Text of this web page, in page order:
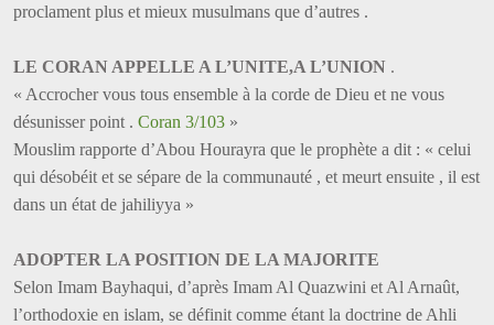
proclament plus et mieux musulmans que d’autres .
LE CORAN APPELLE A L’UNITE,A L’UNION .
« Accrocher vous tous ensemble à la corde de Dieu et ne vous
désunisser point . Coran 3/103 »
Mouslim rapporte d’Abou Hourayra que le prophète a dit : « celui
qui désobéit et se sépare de la communauté , et meurt ensuite , il est
dans un état de jahiliyya »
ADOPTER LA POSITION DE LA MAJORITE
Selon Imam Bayhaqui, d’après Imam Al Quazwini et Al Arnaût,
l’orthodoxie en islam, se définit comme étant la doctrine de Ahli